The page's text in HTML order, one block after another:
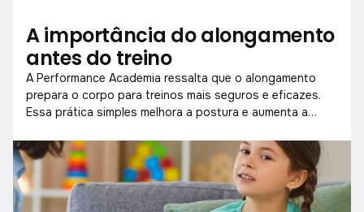
A importância do alongamento
antes do treino
A Performance Academia ressalta que o alongamento
prepara o corpo para treinos mais seguros e eficazes.
Essa prática simples melhora a postura e aumenta a